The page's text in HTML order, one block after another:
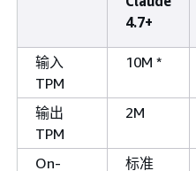
4.7+
输入
TPM
10M *
输出
TPM
2M
On-
标准